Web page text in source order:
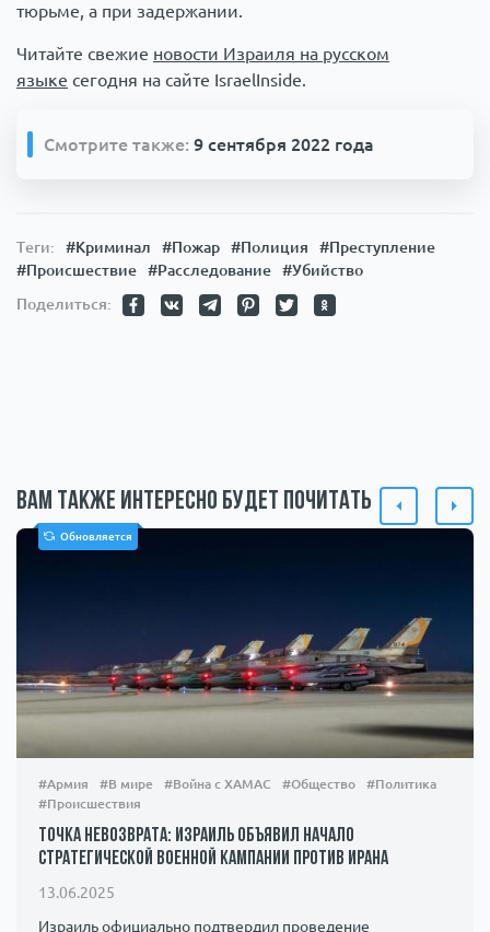
тюрьме, а при задержании.
Читайте свежие новости Израиля на русском
языке сегодня на сайте IsraelInside.
Смотрите также: 9 сентября 2022 года
Теги: #Криминал #Пожар #Полиция
#Преступление
#Происшествие
#Расследование
#Убийство
Поделиться:
Вам также интересно будет почитать
Обновляется
#Армия #В мире #Война с ХАМАС #Общество
#Политика
#Происшествия
Точка невозврата: Израиль объявил начало
стратегической военной кампании против Ирана
13.06.2025
Израиль официально подтвердил проведение